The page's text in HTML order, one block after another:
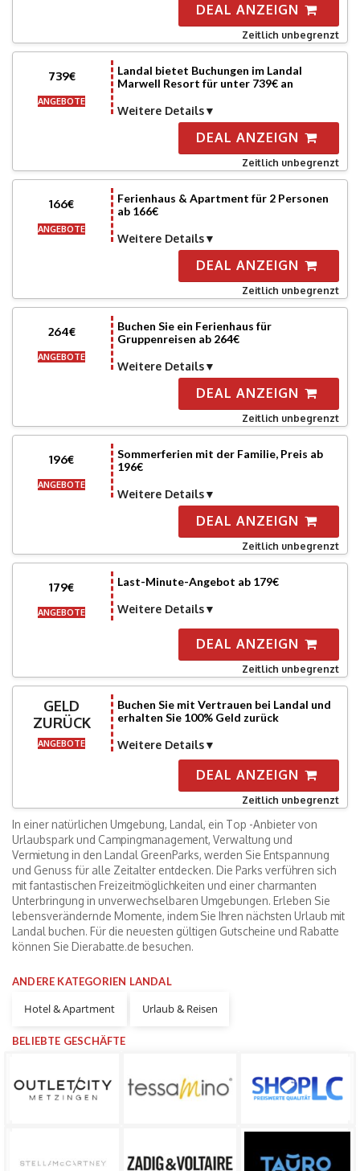
DEAL ANZEIGN
Zeitlich unbegrenzt
739€
ANGEBOTE
Landal bietet Buchungen im Landal
Marwell Resort für unter 739€ an
Weitere Details
DEAL ANZEIGN
Zeitlich unbegrenzt
166€
ANGEBOTE
Ferienhaus & Apartment für 2 Personen
ab 166€
Weitere Details
DEAL ANZEIGN
Zeitlich unbegrenzt
264€
ANGEBOTE
Buchen Sie ein Ferienhaus für
Gruppenreisen ab 264€
Weitere Details
DEAL ANZEIGN
Zeitlich unbegrenzt
196€
ANGEBOTE
Sommerferien mit der Familie, Preis ab
196€
Weitere Details
DEAL ANZEIGN
Zeitlich unbegrenzt
179€
ANGEBOTE
Last-Minute-Angebot ab 179€
Weitere Details
DEAL ANZEIGN
Zeitlich unbegrenzt
GELD
ZURÜCK
ANGEBOTE
Buchen Sie mit Vertrauen bei Landal und
erhalten Sie 100% Geld zurück
Weitere Details
DEAL ANZEIGN
Zeitlich unbegrenzt
In einer natürlichen Umgebung, Landal, ein Top -Anbieter von
Urlaubspark und Campingmanagement, Verwaltung und
Vermietung in den Landal GreenParks, werden Sie Entspannung
und Genuss für alle Zeitalter entdecken. Die Parks verführen sich
mit fantastischen Freizeitmöglichkeiten und einer charmanten
Unterbringung in unverwechselbaren Umgebungen. Erleben Sie
lebensverändernde Momente, indem Sie Ihren nächsten Urlaub mit
Landal buchen. Für die neuesten gültigen Gutscheine und Rabatte
können Sie Dierabatte.de besuchen.
ANDERE KATEGORIEN LANDAL
Hotel & Apartment Urlaub & Reisen
BELIEBTE GESCHÄFTE